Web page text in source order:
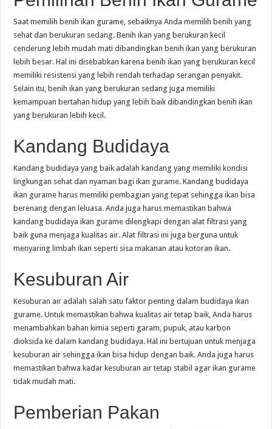
Saat memilih benih ikan gurame, sebaiknya Anda memilih benih yang
sehat dan berukuran sedang. Benih ikan yang berukuran kecil
cenderung lebih mudah mati dibandingkan benih ikan yang berukuran
lebih besar. Hal ini disebabkan karena benih ikan yang berukuran kecil
memiliki resistensi yang lebih rendah terhadap serangan penyakit.
Selain itu, benih ikan yang berukuran sedang juga memiliki
kemampuan bertahan hidup yang lebih baik dibandingkan benih ikan
yang berukuran lebih kecil.
Kandang Budidaya
Kandang budidaya yang baik adalah kandang yang memiliki kondisi
lingkungan sehat dan nyaman bagi ikan gurame. Kandang budidaya
ikan gurame harus memiliki pembagian yang tepat sehingga ikan bisa
berenang dengan leluasa. Anda juga harus memastikan bahwa
kandang budidaya ikan gurame dilengkapi dengan alat filtrasi yang
baik guna menjaga kualitas air. Alat filtrasi ini juga berguna untuk
menyaring limbah ikan seperti sisa makanan atau kotoran ikan.
Kesuburan Air
Kesuburan air adalah salah satu faktor penting dalam budidaya ikan
gurame. Untuk memastikan bahwa kualitas air tetap baik, Anda harus
menambahkan bahan kimia seperti garam, pupuk, atau karbon
dioksida ke dalam kandang budidaya. Hal ini bertujuan untuk menjaga
kesuburan air sehingga ikan bisa hidup dengan baik. Anda juga harus
memastikan bahwa kadar kesuburan air tetap stabil agar ikan gurame
tidak mudah mati.
Pemberian Pakan